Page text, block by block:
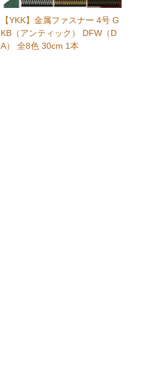
【YKK】金属ファスナー 4号 G
KB（アンティック） DFW（D
A） 全8色 30cm 1本